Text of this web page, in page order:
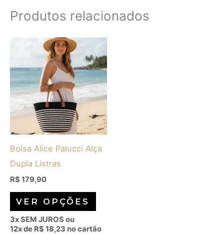
Produtos relacionados
Bolsa Alice Palucci Alça
Dupla Listras
R$ 179,90
VER OPÇÕES
produto
variantes.
As
opções
podem
na
página
do
3x SEM JUROS ou
12x de R$ 18,23 no cartão